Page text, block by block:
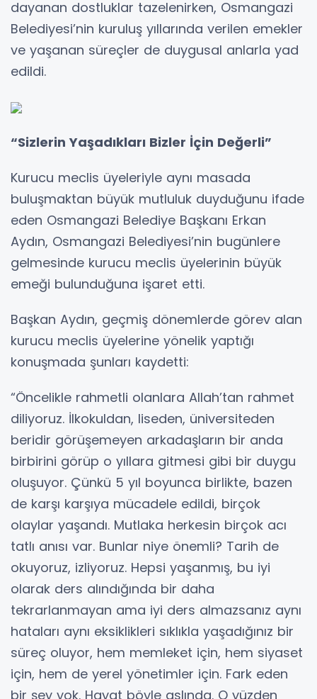
dayanan dostluklar tazelenirken, Osmangazi
Belediyesi’nin kuruluş yıllarında verilen emekler
ve yaşanan süreçler de duygusal anlarla yad
edildi.
“Sizlerin Yaşadıkları Bizler İçin Değerli”
Kurucu meclis üyeleriyle aynı masada
buluşmaktan büyük mutluluk duyduğunu ifade
eden Osmangazi Belediye Başkanı Erkan
Aydın, Osmangazi Belediyesi’nin bugünlere
gelmesinde kurucu meclis üyelerinin büyük
emeği bulunduğuna işaret etti.
Başkan Aydın, geçmiş dönemlerde görev alan
kurucu meclis üyelerine yönelik yaptığı
konuşmada şunları kaydetti:
“Öncelikle rahmetli olanlara Allah’tan rahmet
diliyoruz. İlkokuldan, liseden, üniversiteden
beridir görüşemeyen arkadaşların bir anda
birbirini görüp o yıllara gitmesi gibi bir duygu
oluşuyor. Çünkü 5 yıl boyunca birlikte, bazen
de karşı karşıya mücadele edildi, birçok
olaylar yaşandı. Mutlaka herkesin birçok acı
tatlı anısı var. Bunlar niye önemli? Tarih de
okuyoruz, izliyoruz. Hepsi yaşanmış, bu iyi
olarak ders alındığında bir daha
tekrarlanmayan ama iyi ders almazsanız aynı
hataları aynı eksiklikleri sıklıkla yaşadığınız bir
süreç oluyor, hem memleket için, hem siyaset
için, hem de yerel yönetimler için. Fark eden
bir şey yok. Hayat böyle aslında. O yüzden